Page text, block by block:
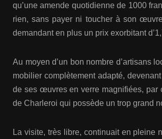
qu’une amende quotidienne de 1000
rien, sans payer ni toucher à son
demandant en plus un prix exorbitant
Au moyen d’un bon nombre d’artisans
mobilier complètement adapté,
de ses œuvres en verre magnifiées, par
de Charleroi qui possède un trop grand
La visite, très libre, continuait en pleine